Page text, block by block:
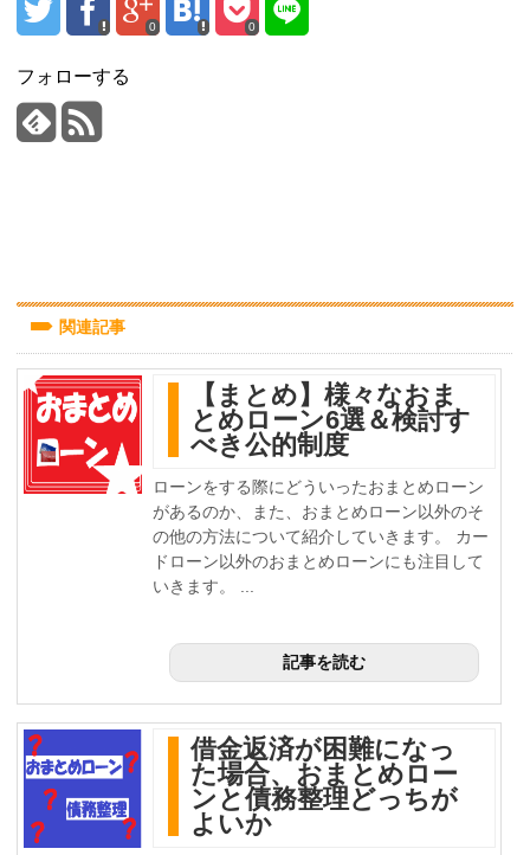
0 0
フォローする
関連記事
【まとめ】様々なおま
とめローン6選＆検討す
べき公的制度
ローンをする際にどういったおまとめローン
があるのか、また、おまとめローン以外のそ
の他の方法について紹介していきます。 カー
ドローン以外のおまとめローンにも注目して
いきます。 ...
記事を読む
借金返済が困難になっ
た場合、おまとめロー
ンと債務整理どっちが
よいか